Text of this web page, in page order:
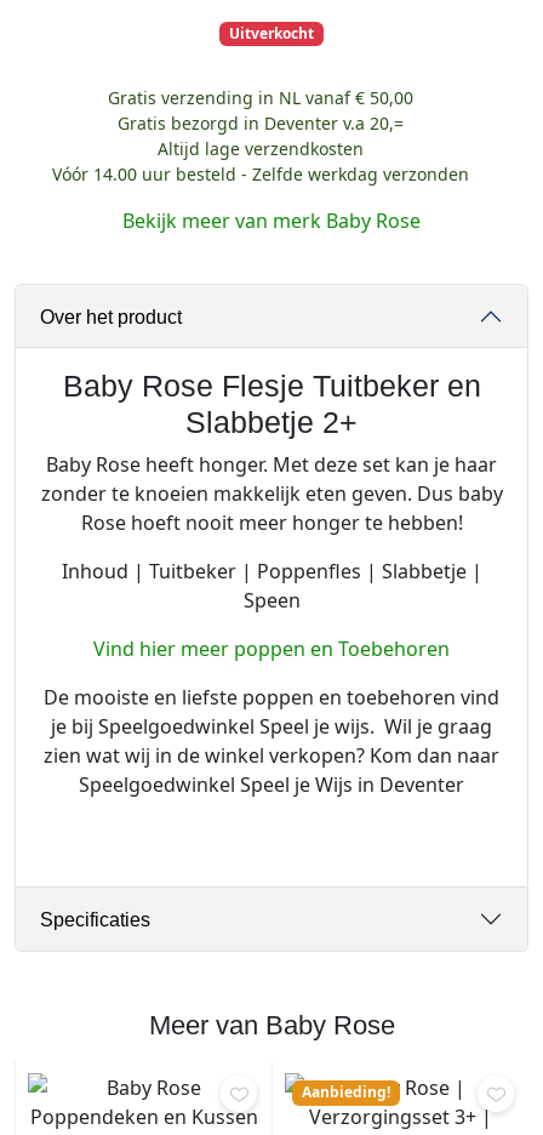
Uitverkocht
Gratis verzending in NL vanaf € 50,00
Gratis bezorgd in Deventer v.a 20,=
Altijd lage verzendkosten
Vóór 14.00 uur besteld - Zelfde werkdag verzonden
Bekijk meer van merk Baby Rose
Over het product
Baby Rose Flesje Tuitbeker en
Slabbetje 2+
Baby Rose heeft honger. Met deze set kan je haar
zonder te knoeien makkelijk eten geven. Dus baby
Rose hoeft nooit meer honger te hebben!
Inhoud | Tuitbeker | Poppenfles | Slabbetje |
Speen
Vind hier meer poppen en Toebehoren
De mooiste en liefste poppen en toebehoren vind
je bij Speelgoedwinkel Speel je wijs. Wil je graag
zien wat wij in de winkel verkopen? Kom dan naar
Speelgoedwinkel Speel je Wijs in Deventer
Specificaties
Meer van Baby Rose
Aanbieding!